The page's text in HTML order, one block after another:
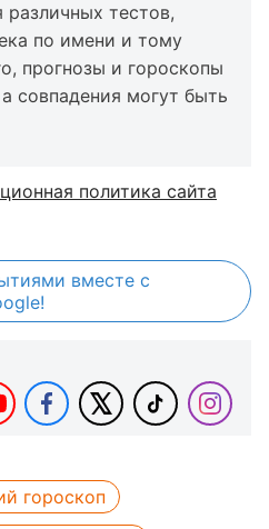
тестов,
по имени и тому
прогнозы и гороскопы
совпадения могут быть
политика сайта
вместе с
гороскоп